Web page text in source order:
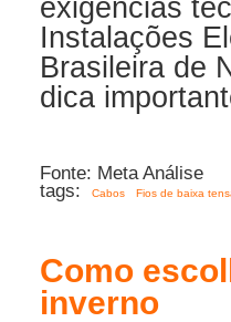
exigências
Instalações
Brasileira de
dica
Fonte: Meta Análise
tags:
Cabos Fios de baixa
Como
inverno